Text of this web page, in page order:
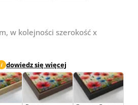
w kolejności szerokość x
i dowiedz się więcej